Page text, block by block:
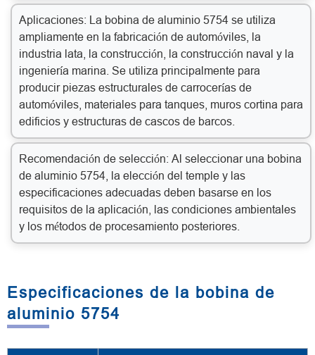
Aplicaciones: La bobina de aluminio 5754 se utiliza
ampliamente en la fabricación de automóviles, la
industria lata, la construcción, la construcción naval y la
ingeniería marina. Se utiliza principalmente para
producir piezas estructurales de carrocerías de
automóviles, materiales para tanques, muros cortina para
edificios y estructuras de cascos de barcos.
Recomendación de selección: Al seleccionar una bobina
de aluminio 5754, la elección del temple y las
especificaciones adecuadas deben basarse en los
requisitos de la aplicación, las condiciones ambientales
y los métodos de procesamiento posteriores.
Especificaciones de la bobina de
aluminio 5754